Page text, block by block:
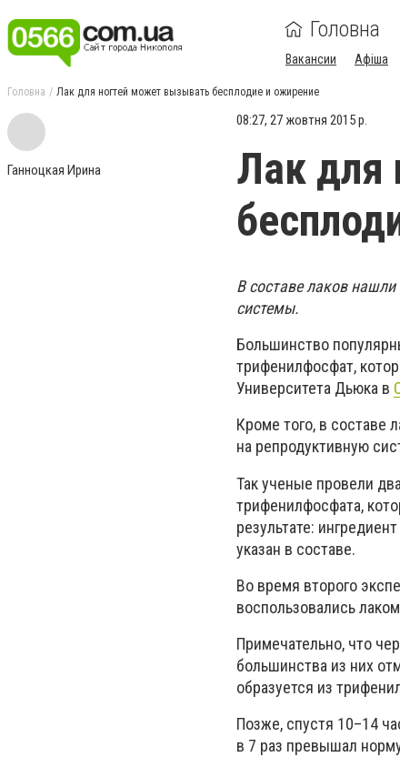
Головна
Вакансии Афіша
Головна Лак для ногтей может вызывать бесплодие и ожирение
Ганноцкая Ирина
08:27, 27 жовтня 2015 р.
Лак для
В составе лаков
системы.
Большинство
трифенилфосфат,
Университета Дьюка в
Кроме того, в составе
на репродуктивную
Так ученые провели
трифенилфосфата,
результате:
указан в составе.
Во время второго
воспользовались
Примечательно, что
большинства из них
образуется из
Позже, спустя 10–14
в 7 раз превышал